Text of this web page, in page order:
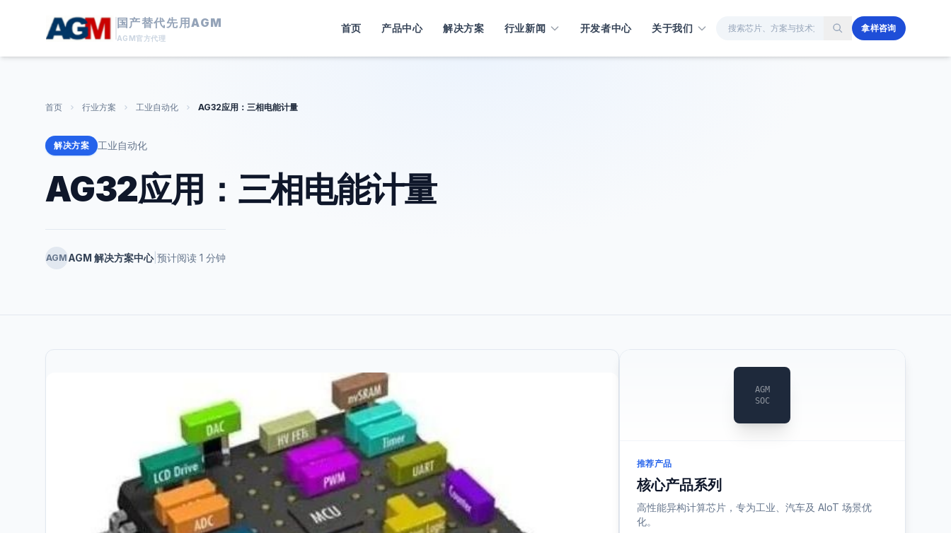
国产替代先用AGM
AGM官方代理
首页 产品中心 解决方案 行业新闻 开发者中心 关于我们 站内搜索 拿样咨询
首页 行业方案 工业自动化 AG32应用：三相电能计量
解决方案 工业自动化
AG32应用：三相电能计量
AGM AGM 解决方案中心| 预计阅读 1 分钟
AGM
SOC
推荐产品
核心产品系列
高性能异构计算芯片，专为工业、汽车及 AIoT 场景优
化。